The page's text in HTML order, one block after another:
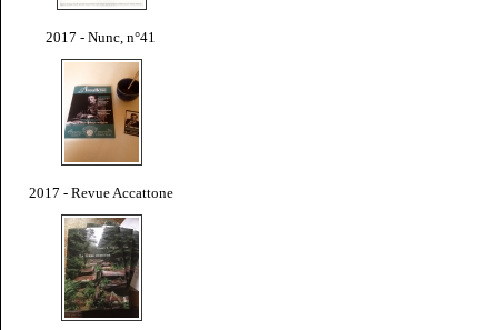
2017 - Nunc, n°41
2017 - Revue Accattone